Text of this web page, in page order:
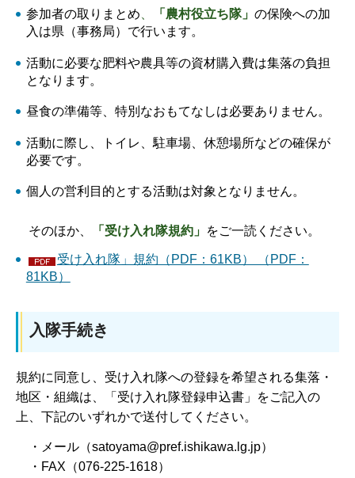
参加者の取りまとめ 「農村役立ち隊」 の保険への加
入は県（事務局）で行います。
活動に必要な肥料や農具等の資材購入費は集落の負担
となります。
昼食の準備等、特別なおもてなしは必要ありません。
活動に際し、トイレ、駐車場、休憩場所などの確保が
必要です。
個人の営利目的とする活動は対象となりません。
そのほか、 「受け入れ隊規約」 をご一読ください。
受け入れ隊」規約（PDF：61KB） （PDF：
81KB）
入隊手続き
規約に同意し、受け入れ隊への登録を希望される集落・
地区・組織は、「受け入れ隊登録申込書」をご記入の
上、下記のいずれかで送付してください。
・メール（satoyama@pref.ishikawa.lg.jp）
・FAX（076-225-1618）